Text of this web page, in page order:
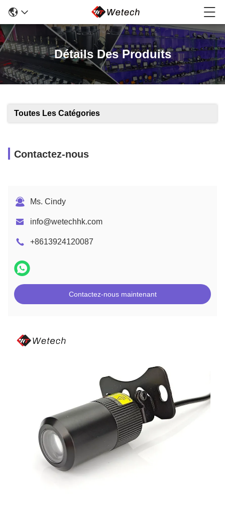
Détails Des Produits
Toutes Les Catégories
Contactez-nous
Ms. Cindy
info@wetechhk.com
+8613924120087
Contactez-nous maintenant